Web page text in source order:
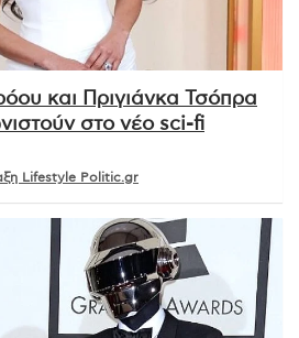
και Πριγιάνκα Τσόπρα
στο νέο sci-fi
Lifestyle Politic.gr